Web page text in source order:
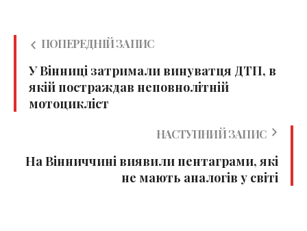
ПОПЕРЕДНІЙ ЗАПИС
У Вінниці затримали винуватця ДТП, в
якій постраждав неповнолітній
мотоцикліст
НАСТУПНИЙ ЗАПИС
На Вінниччині виявили пентаграми, які
не мають аналогів у світі